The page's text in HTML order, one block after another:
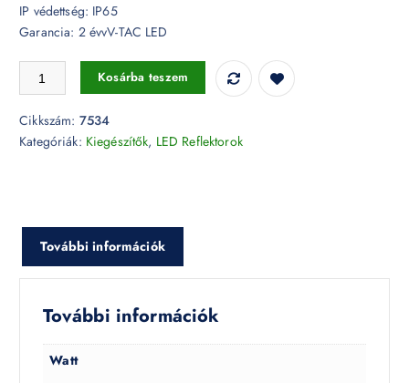
IP védettség: IP65
Garancia: 2 évvV-TAC LED
Reflektor tartó tüske fehér 35 x 150 mm - 7534 mennyiség
Kosárba teszem
Cikkszám: 7534
Kategóriák: Kiegészítők, LED Reflektorok
További információk
További információk
Watt